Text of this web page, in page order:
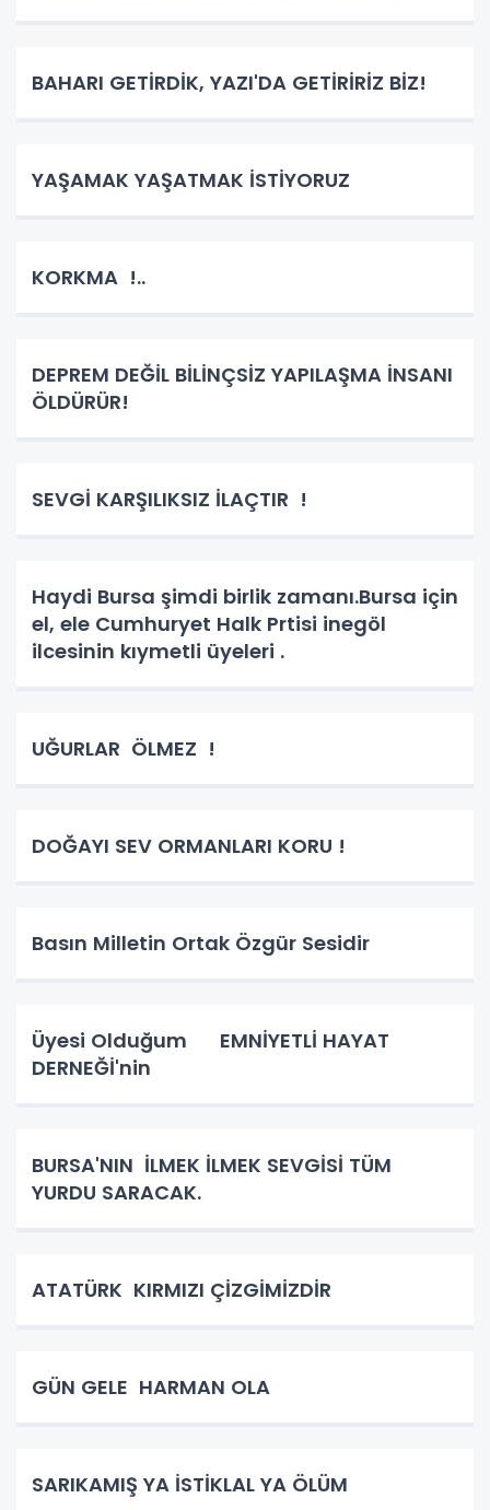
BAHARI GETİRDİK, YAZI'DA GETİRİRİZ BİZ!
YAŞAMAK YAŞATMAK İSTİYORUZ
KORKMA !..
DEPREM DEĞİL BİLİNÇSİZ YAPILAŞMA İNSANI
ÖLDÜRÜR!
SEVGİ KARŞILIKSIZ İLAÇTIR !
Haydi Bursa şimdi birlik zamanı.Bursa için
el, ele Cumhuryet Halk Prtisi inegöl
ilcesinin kıymetli üyeleri .
UĞURLAR ÖLMEZ !
DOĞAYI SEV ORMANLARI KORU !
Basın Milletin Ortak Özgür Sesidir
Üyesi Olduğum EMNİYETLİ HAYAT
DERNEĞİ'nin
BURSA'NIN İLMEK İLMEK SEVGİSİ TÜM
YURDU SARACAK.
ATATÜRK KIRMIZI ÇİZGİMİZDİR
GÜN GELE HARMAN OLA
SARIKAMIŞ YA İSTİKLAL YA ÖLÜM